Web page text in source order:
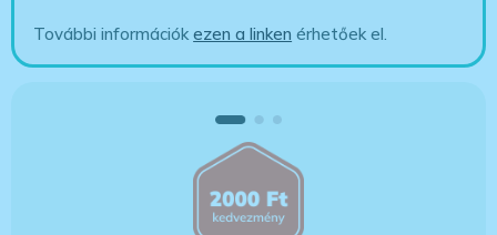
További információkezen a linken érhetőek el.